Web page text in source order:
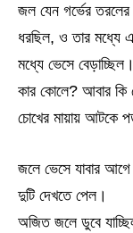
জল যেন গর্ভের
ধরছিল, ও তার মধ্যে
মধ্যে ভেসে
কার কোলে? আবার কি
চোখের মায়ায় আটকে
জলে ভেসে যাবার
দুটি দেখতে পেল।
অজিত জলে ডুবে